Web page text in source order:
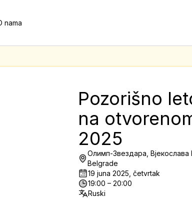
nama
Pozorišno
na
2025
Олимп-Звездара, Вјекослава
Belgrade
19 juna 2025, četvrtak
19:00 – 20:00
Ruski